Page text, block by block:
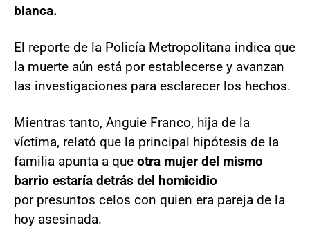
blanca.
El reporte de la Policía Metropolitana indica que
la muerte aún está por establecerse y avanzan
las investigaciones para esclarecer los hechos.
Mientras tanto, Anguie Franco, hija de la
víctima, relató que la principal hipótesis de la
familia apunta a que otra mujer del mismo
barrio estaría detrás del homicidio
por presuntos celos con quien era pareja de la
hoy asesinada.